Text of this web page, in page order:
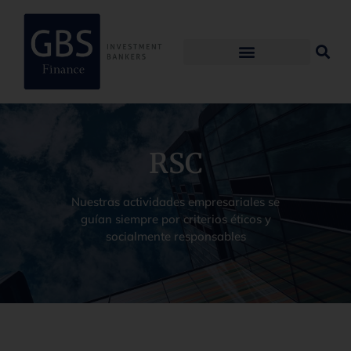
RSC
Nuestras actividades empresariales se
guían siempre por criterios éticos y
socialmente responsables